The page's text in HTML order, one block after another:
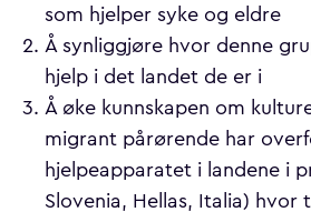
som hjelper syke og eldre
Å synliggjøre hvor denne
hjelp i det landet de er i
Å øke kunnskapen om
migrant pårørende har
hjelpeapparatet i landene i
Slovenia, Hellas, Italia) hvor